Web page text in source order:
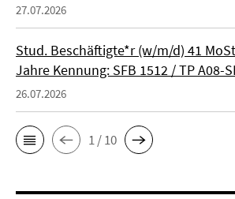
27.07.2026
Stud. Beschäftigte*r (w/m/d) 41
Jahre Kennung: SFB 1512 / TP A08-
26.07.2026
1 / 10